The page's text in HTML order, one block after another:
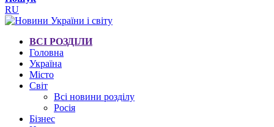
RU
ВСІ РОЗДІЛИ
Головна
Україна
Місто
Світ
Всі новини розділу
Росія
Бізнес